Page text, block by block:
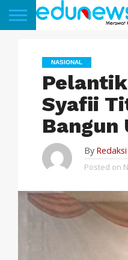
NASIONAL
Syafii
Bangun
By Redaksi
Posted on